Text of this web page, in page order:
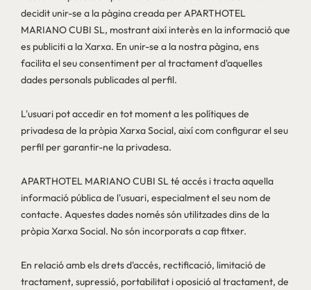
decidit unir-se a la pàgina creada per APARTHOTEL
MARIANO CUBI SL, mostrant així interès en la informació que
es publiciti a la Xarxa. En unir-se a la nostra pàgina, ens
facilita el seu consentiment per al tractament d'aquelles
dades personals publicades al perfil.
L'usuari pot accedir en tot moment a les polítiques de
privadesa de la pròpia Xarxa Social, així com configurar el seu
perfil per garantir-ne la privadesa.
APARTHOTEL MARIANO CUBI SL té accés i tracta aquella
informació pública de l'usuari, especialment el seu nom de
contacte. Aquestes dades només són utilitzades dins de la
pròpia Xarxa Social. No són incorporats a cap fitxer.
En relació amb els drets d'accés, rectificació, limitació de
tractament, supressió, portabilitat i oposició al tractament, de